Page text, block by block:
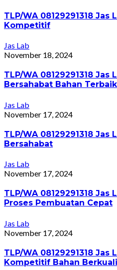
TLP/WA 08129291318 Jas
Kompetitif
Jas Lab
November 18, 2024
TLP/WA 08129291318 Jas
Bersahabat Bahan Terbaik
Jas Lab
November 17, 2024
TLP/WA 08129291318
Bersahabat
Jas Lab
November 17, 2024
TLP/WA 08129291318 Jas
Proses Pembuatan Cepat
Jas Lab
November 17, 2024
TLP/WA 08129291318 Jas
Kompetitif Bahan